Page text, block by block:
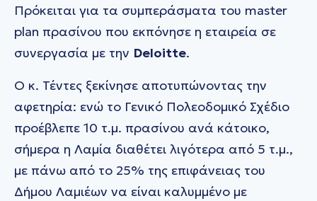
Πρόκειται για τα συμπεράσματα του master
plan πρασίνου που εκπόνησε η εταιρεία σε
συνεργασία με την Deloitte.
Ο κ. Τέντες ξεκίνησε αποτυπώνοντας την
αφετηρία: ενώ το Γενικό Πολεοδομικό Σχέδιο
προέβλεπε 10 τ.μ. πρασίνου ανά κάτοικο,
σήμερα η Λαμία διαθέτει λιγότερα από 5 τ.μ.,
με πάνω από το 25% της επιφάνειας του
Δήμου Λαμιέων να είναι καλυμμένο με